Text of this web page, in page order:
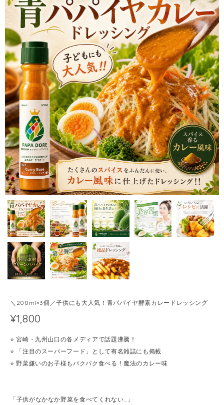
＼200ml×3個／子供にも大人気！青パパイヤ酵素カレードレッシング
¥1,800
⭐️ 宮崎・九州山口の各メディアで話題沸騰！
⭐️ 「注目のスーパーフード」として有名雑誌にも掲載
⭐️ 野菜嫌いのお子様もパクパク食べる！魔法のカレー味
「子供がなかなか野菜を食べてくれない…」